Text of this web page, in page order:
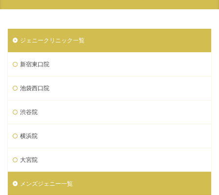
ジェニークリニック一覧
新宿東口院
池袋西口院
渋谷院
横浜院
大宮院
メンズジェニー一覧